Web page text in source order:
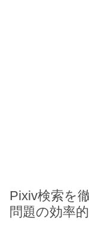
Pixiv検索を
問題の効率